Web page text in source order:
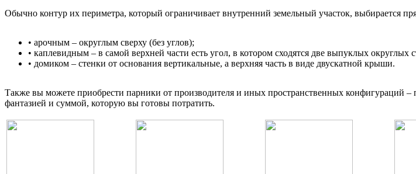
Обычно контур их периметра, который ограничивает внутренний земельный участок, выбирается
• арочным – округлым сверху (без углов);
• каплевидным – в самой верхней части есть угол, в котором сходятся две выпуклых округлых
• домиком – стенки от основания вертикальные, а верхняя часть в виде двускатной крыши.
Также вы можете приобрести парники от производителя и иных пространственных конфигураций
фантазией и суммой, которую вы готовы потратить.